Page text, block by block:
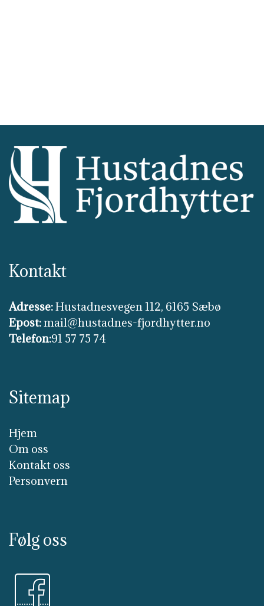
Kontakt
Adresse:Hustadnesvegen 112, 6165 Sæbø
Epost:mail@hustadnes-fjordhytter.no
Telefon:91 57 75 74
Sitemap
Hjem
Om oss
Kontakt oss
Personvern
Følg oss